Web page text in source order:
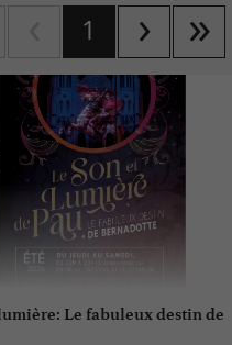
1
Le fabuleux destin de